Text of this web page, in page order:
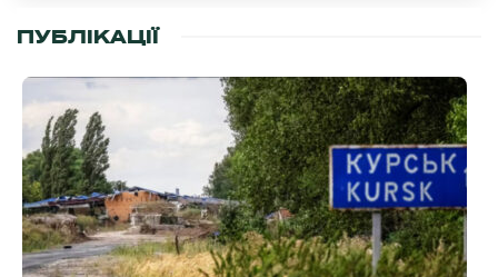
ПУБЛІКАЦІЇ